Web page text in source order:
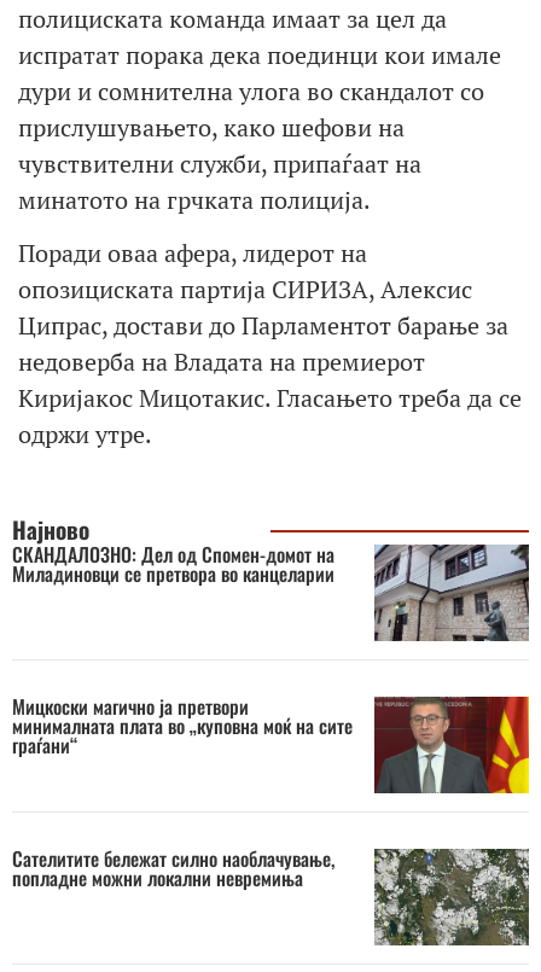
полициската команда имаат за цел да
испратат порака дека поединци кои имале
дури и сомнителна улога во скандалот со
прислушувањето, како шефови на
чувствителни служби, припаѓаат на
минатото на грчката полиција.
Поради оваа афера, лидерот на
опозициската партија СИРИЗА, Алексис
Ципрас, достави до Парламентот барање за
недоверба на Владата на премиерот
Киријакос Мицотакис. Гласањето треба да се
одржи утре.
Најново
СКАНДАЛОЗНО: Дел од Спомен-домот на
Миладиновци се претвора во канцеларии
Мицкоски магично ја претвори
минималната плата во „куповна моќ на сите
граѓани“
Сателитите бележат силно наоблачување,
попладне можни локални невремиња